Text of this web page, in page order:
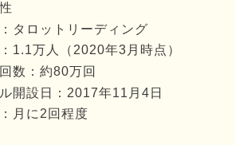
タロットリーディング
1.1万人（2020年3月時点）
数：約80万回
開設日：2017年11月4日
月に2回程度